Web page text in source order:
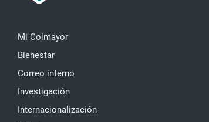
Mi Colmayor
Bienestar
Correo interno
Investigación
Internacionalización